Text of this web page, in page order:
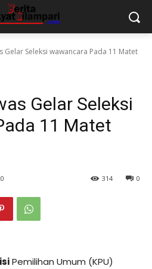
Gelar Seleksi wawancara Pada 11 Matet
Gelar Seleksi
11 Matet
0
314
Pemilihan Umum (KPU)